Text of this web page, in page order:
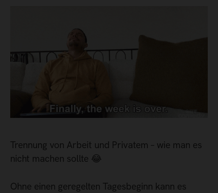
Trennung von Arbeit und Privatem – wie man es
nicht machen sollte 😂
Ohne einen geregelten Tagesbeginn kann es